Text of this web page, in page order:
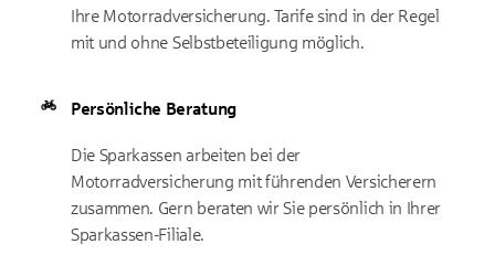
Ihre Motorradversicherung. Tarife sind in der Regel
mit und ohne Selbstbeteiligung möglich.
Persönliche Beratung
Die Sparkassen arbeiten bei der
Motorradversicherung mit führenden Versicherern
zusammen. Gern beraten wir Sie persönlich in Ihrer
Sparkassen-Filiale.